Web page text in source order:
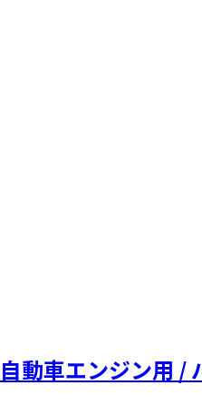
自動車エンジン用 /